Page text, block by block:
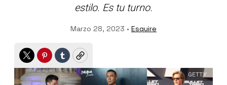
estilo. Es tu turno.
Marzo 28, 2023 • Esquire
TwitterPinterest
TumblrCopy
GETTY